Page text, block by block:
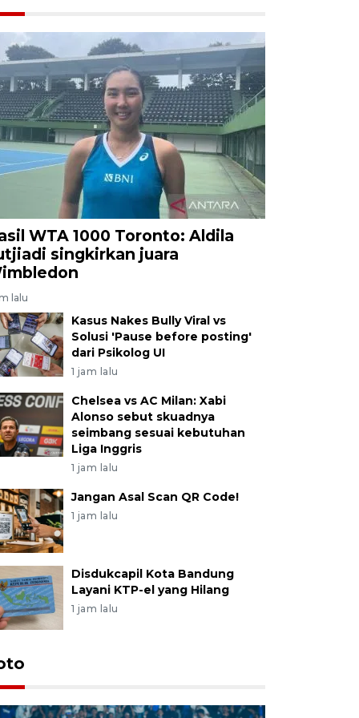
WTA 1000 Toronto: Aldila
singkirkan juara
lalu
Kasus Nakes Bully Viral vs
Solusi 'Pause before posting'
dari Psikolog UI
1 jam lalu
Chelsea vs AC Milan: Xabi
Alonso sebut skuadnya
seimbang sesuai kebutuhan
Liga Inggris
1 jam lalu
Jangan Asal Scan QR Code!
1 jam lalu
Disdukcapil Kota Bandung
Layani KTP-el yang Hilang
1 jam lalu